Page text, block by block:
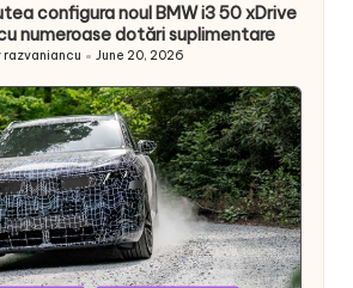
configura noul BMW i3 50 xDrive
numeroase dotări suplimentare
razvaniancu June 20, 2026